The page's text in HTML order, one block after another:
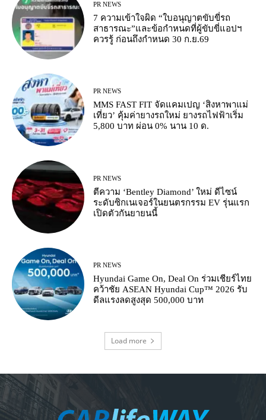
PR NEWS
7 ความเข้าใจผิด “ใบอนุญาตขับขี่รถ
สาธารณะ”และข้อกำหนดที่ผู้ขับขี่แอปฯ
ควรรู้ ก่อนถึงกำหนด 30 ก.ย.69
PR NEWS
MMS FAST FIT จัดแคมเปญ ‘สิงหาพาแม่
เที่ยว’ คุ้มค่ายางรถใหม่ ยางรถไฟฟ้าเริ่ม
5,800 บาท ผ่อน 0% นาน 10 ด.
PR NEWS
ตีความ ‘Bentley Diamond’ ใหม่ ดีไซน์
ระดับซิกเนเจอร์ในยนตรกรรม EV รุ่นแรก
เปิดตัวกันยายนนี้
PR NEWS
Hyundai Game On, Deal On ร่วมเชียร์ไทย
คว้าชัย ASEAN Hyundai Cup™ 2026 รับ
ดีลแรงลดสูงสุด 500,000 บาท
Load more